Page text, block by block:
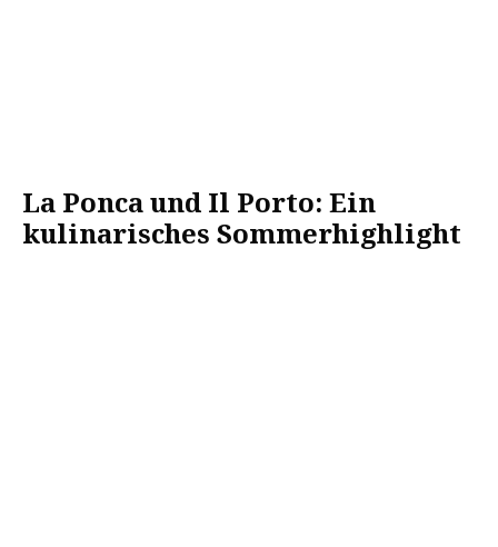
La Ponca und Il Porto: Ein
kulinarisches Sommerhighlight